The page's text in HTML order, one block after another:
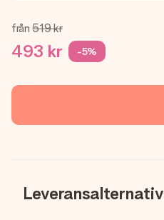
från 519 kr
493 kr -5%
Leveransalternativ